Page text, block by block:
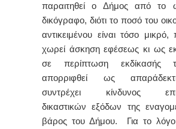
παραιτηθεί ο Δήμος από το
δικόγραφο, διότι το ποσό του
αντικειμένου είναι τόσο
χωρεί άσκηση εφέσεως κι ως
σε περίπτωση εκδίκασής
απορριφθεί ως
συντρέχει κίνδυνος
δικαστικών εξόδων της
βάρος του Δήμου. Για το